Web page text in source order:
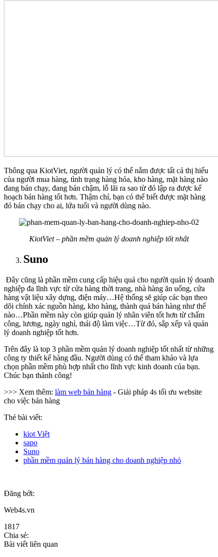
Thông qua KiotViet, người quản lý có thể nắm được tất cả thị hiếu
của người mua hàng, tình trạng hàng hóa, kho hàng, mặt hàng nào
đang bán chạy, đang bán chậm, lỗ lãi ra sao từ đó lập ra được kế
hoạch bán hàng tốt hơn. Thậm chí, bạn có thể biết được mặt hàng
đó bán chạy cho ai, lứa tuổi và người dùng nào.
KiotViet – phần mềm quản lý doanh nghiệp tốt nhất
Suno
Đây cũng là phần mềm cung cấp hiệu quả cho người quản lý doanh
nghiệp đa lĩnh vực từ cửa hàng thời trang, nhà hàng ăn uống, cửa
hàng vật liệu xây dựng, điện máy…Hệ thống sẽ giúp các bạn theo
dõi chính xác nguồn hàng, kho hàng, thành quả bán hàng như thế
nào…Phần mềm này còn giúp quản lý nhân viên tốt hơn từ chấm
công, lương, ngày nghỉ, thái độ làm việc…Từ đó, sắp xếp và quản
lý doanh nghiệp tốt hơn.
Trên đây là top 3 phần mềm quản lý doanh nghiệp tốt nhất từ những
công ty thiết kế hàng đầu. Người dùng có thể tham khảo và lựa
chọn phần mềm phù hợp nhất cho lĩnh vực kinh doanh của bạn.
Chúc bạn thành công!
>>> Xem thêm: làm web bán hàng - Giải pháp 4s tối ưu website
cho việc bán hàng
Thẻ bài viết:
kiot Việt
sapo
Suno
phần mềm quản lý bán hàng cho doanh nghiệp nhỏ
Đăng bởi:
Web4s.vn
1817
Chia sẻ:
Bài viết liên quan